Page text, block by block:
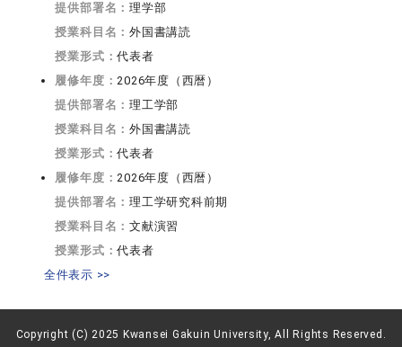
提供部署名：理学部
授業科目名：外国書講読
授業形式：代表者
履修年度：2026年度（西暦）
提供部署名：理工学部
授業科目名：外国書講読
授業形式：代表者
履修年度：2026年度（西暦）
提供部署名：理工学研究科前期
授業科目名：文献演習
授業形式：代表者
全件表示 >>
Copyright (C) 2025 Kwansei Gakuin University, All Rights Reserved.